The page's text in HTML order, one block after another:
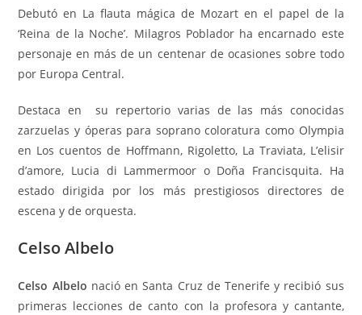
Debutó en La flauta mágica de Mozart en el papel de la
‘Reina de la Noche’. Milagros Poblador ha encarnado este
personaje en más de un centenar de ocasiones sobre todo
por Europa Central.
Destaca en su repertorio varias de las más conocidas
zarzuelas y óperas para soprano coloratura como Olympia
en Los cuentos de Hoffmann, Rigoletto, La Traviata, L’elisir
d’amore, Lucia di Lammermoor o Doña Francisquita. Ha
estado dirigida por los más prestigiosos directores de
escena y de orquesta.
Celso Albelo
Celso Albelo nació en Santa Cruz de Tenerife y recibió sus
primeras lecciones de canto con la profesora y cantante,